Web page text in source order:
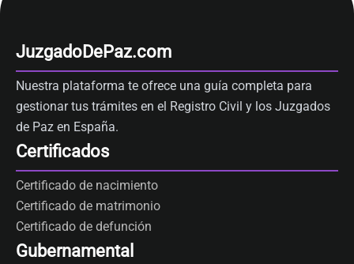
JuzgadoDePaz.com
Nuestra plataforma te ofrece una guía completa para
gestionar tus trámites en el Registro Civil y los Juzgados
de Paz en España.
Certificados
Certificado de nacimiento
Certificado de matrimonio
Certificado de defunción
Gubernamental